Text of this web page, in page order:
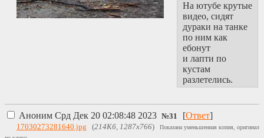
На ютубе крутые
видео, сидят
дураки на танке
по ним как
ебонут
и лапти по
кустам
разлетелись.
Аноним Срд Дек 20 02:08:48 2023 №31 [Ответ]
17030273281640.jpg (214Кб, 1287x766)
Показана уменьшенная копия, оригинал